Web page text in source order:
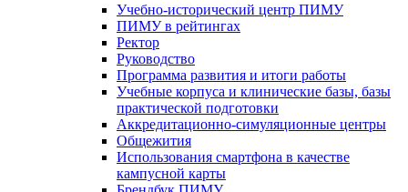
Учебно-исторический центр ПИМУ
ПИМУ в рейтингах
Ректор
Руководство
Программа развития и итоги работы
Учебные корпуса и клинические базы, базы
практической подготовки
Аккредитационно-симуляционные центры
Общежития
Использования смартфона в качестве
кампусной карты